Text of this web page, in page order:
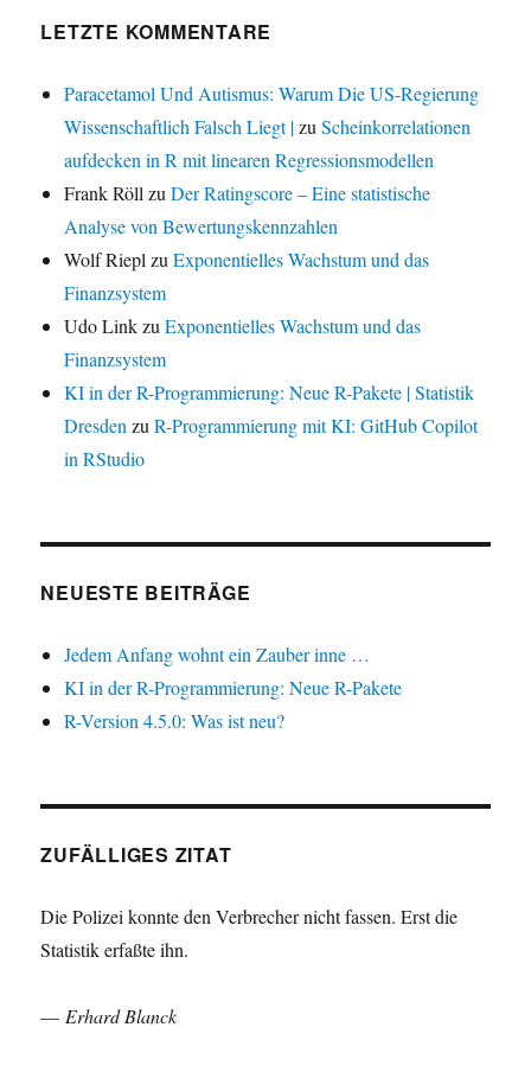
LETZTE KOMMENTARE
Paracetamol Und Autismus: Warum Die US-Regierung
Wissenschaftlich Falsch Liegt |zuScheinkorrelationen
aufdecken in R mit linearen Regressionsmodellen
Frank Röll zuDer Ratingscore – Eine statistische
Analyse von Bewertungskennzahlen
Wolf Riepl zuExponentielles Wachstum und das
Finanzsystem
Udo LinkzuExponentielles Wachstum und das
Finanzsystem
KI in der R-Programmierung: Neue R-Pakete | Statistik
Dresden zuR-Programmierung mit KI: GitHub Copilot
in RStudio
NEUESTE BEITRÄGE
Jedem Anfang wohnt ein Zauber inne …
KI in der R-Programmierung: Neue R-Pakete
R-Version 4.5.0: Was ist neu?
ZUFÄLLIGES ZITAT
Die Polizei konnte den Verbrecher nicht fassen. Erst die
Statistik erfaßte ihn.
— Erhard Blanck